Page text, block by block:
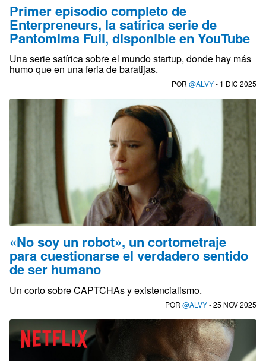
Primer episodio completo de
Enterpreneurs, la satírica serie de
Pantomima Full, disponible en YouTube
Una serie satírica sobre el mundo startup, donde hay más
humo que en una feria de baratijas.
POR @ALVY- 1 DIC 2025
«No soy un robot», un cortometraje
para cuestionarse el verdadero sentido
de ser humano
Un corto sobre CAPTCHAs y existencialismo.
POR @ALVY- 25 NOV 2025